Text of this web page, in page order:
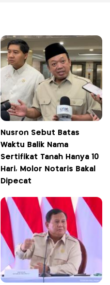
Nusron Sebut Batas
Waktu Balik Nama
Sertifikat Tanah Hanya 10
Hari, Molor Notaris Bakal
Dipecat